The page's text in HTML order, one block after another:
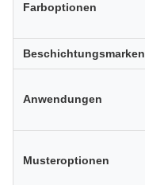
Farboptionen
Beschichtungsmarken
Anwendungen
Musteroptionen